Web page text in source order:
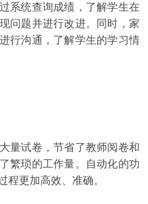
统查询成绩，了解学生在
问题并进行改进。同时，家
行沟通，了解学生的学习情
试卷，节省了教师阅卷和
繁琐的工作量。自动化的功
程更加高效、准确。